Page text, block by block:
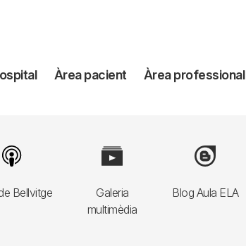
Àrea pacient Àrea professional
Bellvitge
Image
Galeria
multimèdia
Image
Blog Aula ELA
Image